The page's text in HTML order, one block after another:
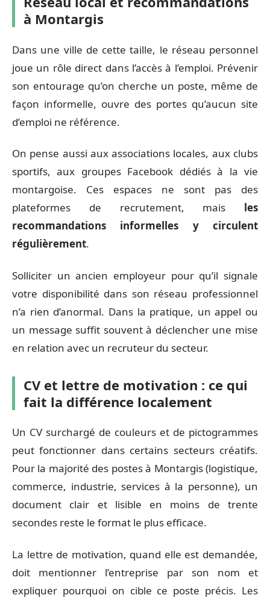
à Montargis
Dans une ville de cette taille, le réseau personnel
joue un rôle direct dans l’accès à l’emploi. Prévenir
son entourage qu’on cherche un poste, même de
façon informelle, ouvre des portes qu’aucun site
d’emploi ne référence.
On pense aussi aux associations locales, aux clubs
sportifs, aux groupes Facebook dédiés à la vie
montargoise. Ces espaces ne sont pas des
plateformes de recrutement, mais les
recommandations informelles y circulent
régulièrement.
Solliciter un ancien employeur pour qu’il signale
votre disponibilité dans son réseau professionnel
n’a rien d’anormal. Dans la pratique, un appel ou
un message suffit souvent à déclencher une mise
en relation avec un recruteur du secteur.
CV et lettre de motivation : ce qui
fait la différence localement
Un CV surchargé de couleurs et de pictogrammes
peut fonctionner dans certains secteurs créatifs.
Pour la majorité des postes à Montargis (logistique,
commerce, industrie, services à la personne), un
document clair et lisible en moins de trente
secondes reste le format le plus efficace.
La lettre de motivation, quand elle est demandée,
doit mentionner l’entreprise par son nom et
expliquer pourquoi on cible ce poste précis. Les